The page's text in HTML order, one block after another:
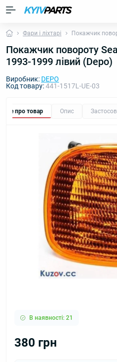
Фари і ліхтарі Покажчик
Покажчик повороту
1993-1999 лівий (Depo)
Виробник: DEPO
Код товару:441-1517L-UE-03
Все про товар Опис
В наявності: 21
380 грн